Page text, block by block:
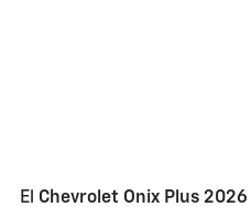
El Chevrolet Onix Plus 2026